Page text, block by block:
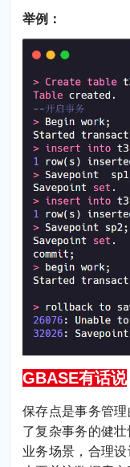
举例：
GBASE有话说
保存点是事务管
了复杂事务的健
业务场景，合理